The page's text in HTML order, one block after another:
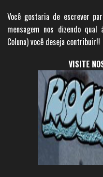
Você gostaria de escrever
mensagem nos dizendo
Coluna) você deseja contribuir!!
VISITE